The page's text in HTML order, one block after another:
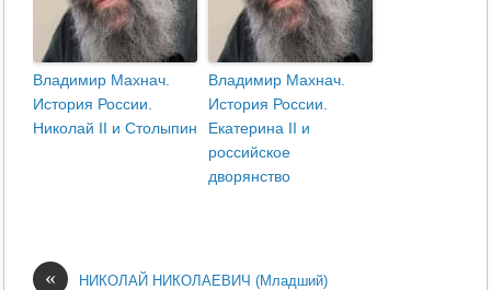
Владимир Махнач.
История России.
Николай II и Столыпин
Владимир Махнач.
История России.
Екатерина II и
российское
дворянство
« НИКОЛАЙ НИКОЛАЕВИЧ (Младший)